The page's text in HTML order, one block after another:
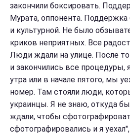
закончили боксировать.
Мурата, оппонента. Поддержка
и культурной. Не было
криков неприятных. Все
Люди ждали на улице. После
и закончились все процедуры,
утра или в начале пятого, мы
номер. Там стояли люди,
украинцы. Я не знаю, откуда
ждали, чтобы
сфотографировались и я